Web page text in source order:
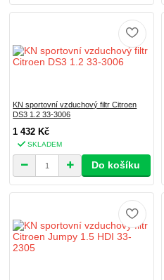
KN sportovní vzduchový filtr Citroen
DS3 1.2 33-3006
1 432 Kč
SKLADEM
Do košíku